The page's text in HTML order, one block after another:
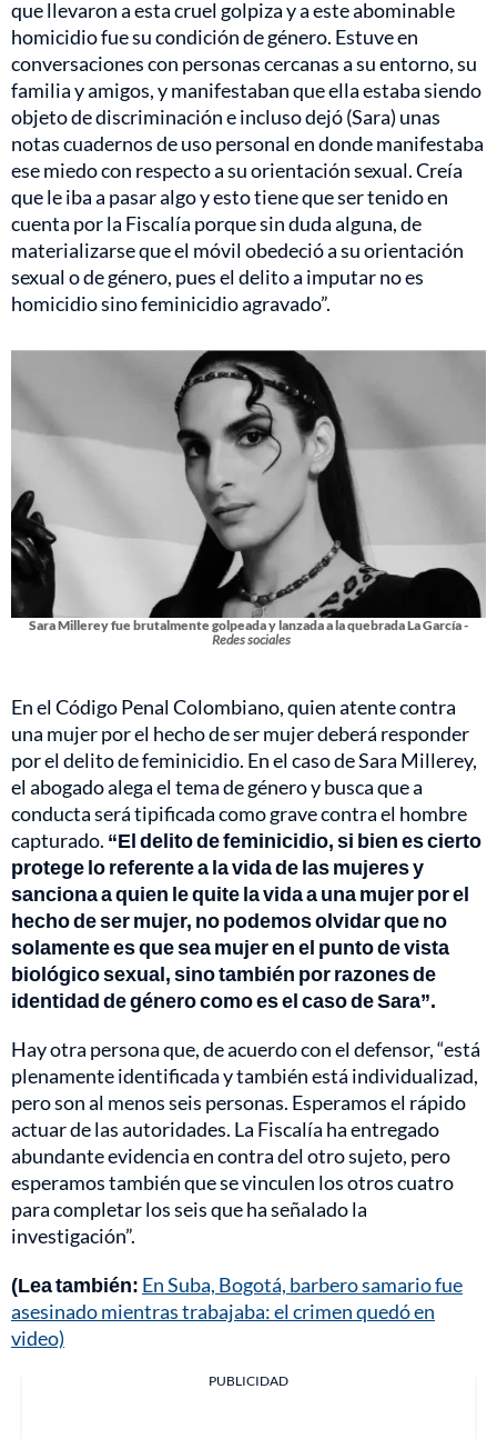
que llevaron a esta cruel golpiza y a este abominable
homicidio fue su condición de género. Estuve en
conversaciones con personas cercanas a su entorno, su
familia y amigos, y manifestaban que ella estaba siendo
objeto de discriminación e incluso dejó (Sara) unas
notas cuadernos de uso personal en donde manifestaba
ese miedo con respecto a su orientación sexual. Creía
que le iba a pasar algo y esto tiene que ser tenido en
cuenta por la Fiscalía porque sin duda alguna, de
materializarse que el móvil obedeció a su orientación
sexual o de género, pues el delito a imputar no es
homicidio sino feminicidio agravado”.
Sara Millerey fue brutalmente golpeada y lanzada a la quebrada La García -
Redes sociales
En el Código Penal Colombiano, quien atente contra
una mujer por el hecho de ser mujer deberá responder
por el delito de feminicidio. En el caso de Sara Millerey,
el abogado alega el tema de género y busca que a
conducta será tipificada como grave contra el hombre
capturado. “El delito de feminicidio, si bien es cierto
protege lo referente a la vida de las mujeres y
sanciona a quien le quite la vida a una mujer por el
hecho de ser mujer, no podemos olvidar que no
solamente es que sea mujer en el punto de vista
biológico sexual, sino también por razones de
identidad de género como es el caso de Sara”.
Hay otra persona que, de acuerdo con el defensor, “está
plenamente identificada y también está individualizad,
pero son al menos seis personas. Esperamos el rápido
actuar de las autoridades. La Fiscalía ha entregado
abundante evidencia en contra del otro sujeto, pero
esperamos también que se vinculen los otros cuatro
para completar los seis que ha señalado la
investigación”.
(Lea también: En Suba, Bogotá, barbero samario fue
asesinado mientras trabajaba: el crimen quedó en
video)
PUBLICIDAD